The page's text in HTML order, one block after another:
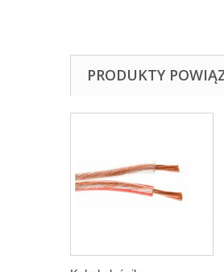
PRODUKTY